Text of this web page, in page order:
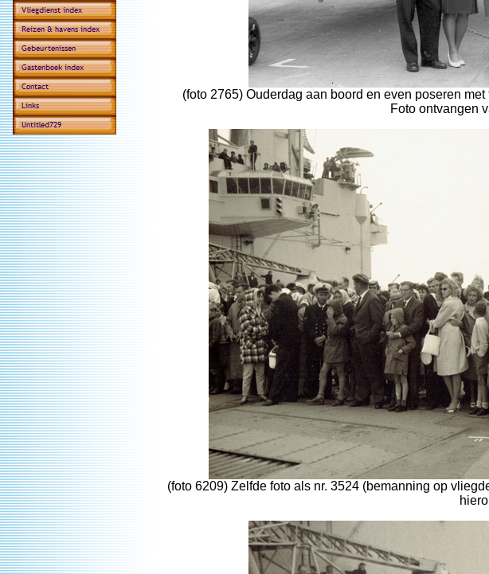
(foto 2765) Ouderdag aan boord en even poseren
Foto ontvangen
(foto 6209) Zelfde foto als nr. 3524 (bemanning op